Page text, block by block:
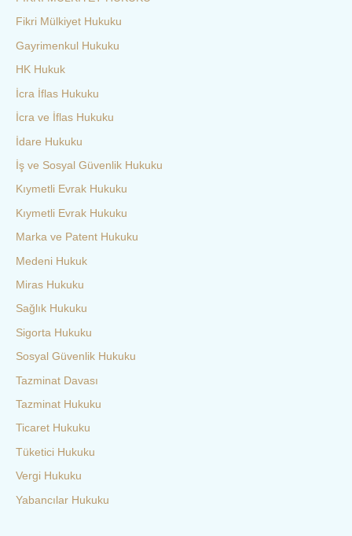
Fikri Mülkiyet Hukuku
Gayrimenkul Hukuku
HK Hukuk
İcra İflas Hukuku
İcra ve İflas Hukuku
İdare Hukuku
İş ve Sosyal Güvenlik Hukuku
Kıymetli Evrak Hukuku
Kıymetli Evrak Hukuku
Marka ve Patent Hukuku
Medeni Hukuk
Miras Hukuku
Sağlık Hukuku
Sigorta Hukuku
Sosyal Güvenlik Hukuku
Tazminat Davası
Tazminat Hukuku
Ticaret Hukuku
Tüketici Hukuku
Vergi Hukuku
Yabancılar Hukuku